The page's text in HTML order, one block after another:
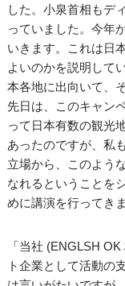
した。小泉首相もデ
っていました。今年
いきます。これは日
よいのかを説明して
本各地に出向いて、
先日は、このキャン
って日本有数の観光
あったのですが、私
立場から、このよう
なれるということを
めに講演を行ってきま
「当社 (ENGLSH
ト企業として活動の